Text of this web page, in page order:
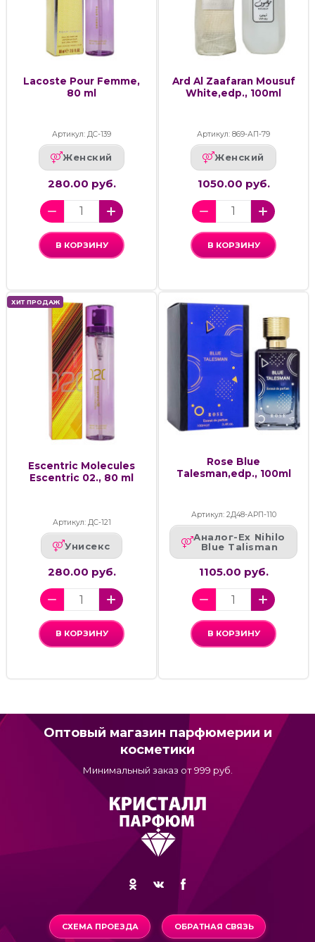
Lacoste Pour Femme,
80 ml
Артикул: ДС-139
Женский
280.00 руб.
В КОРЗИНУ
Ard Al Zaafaran Mousuf
White,edp., 100ml
Артикул: 869-АП-79
Женский
1050.00 руб.
В КОРЗИНУ
ХИТ ПРОДАЖ
Escentric Molecules
Escentric 02., 80 ml
Артикул: ДС-121
Унисекс
280.00 руб.
В КОРЗИНУ
Rose Blue
Talesman,edp., 100ml
Артикул: 2Д48-АРП-110
Аналог-Ex Nihilo
Blue Talisman
1105.00 руб.
В КОРЗИНУ
Оптовый магазин парфюмерии и
косметики
Минимальный заказ от 999 руб.
СХЕМА ПРОЕЗДА ОБРАТНАЯ СВЯЗЬ